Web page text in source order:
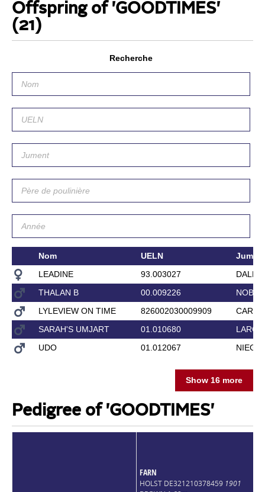
Offspring of 'GOODTIMES'
(21)
Recherche
Nom UELN
LEADINE
93.003027
THALAN B
00.009226
LYLEVIEW ON TIME
826002030009909
SARAH'S UMJART
01.010680
UDO
01.012067
Show 16 more
Pedigree of 'GOODTIMES'
FARN
HOLST DE321210378459 1901